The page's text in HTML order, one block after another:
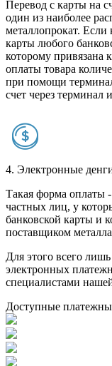
Перевод с карты на
один из наиболее
металлопрокат. Если
карты любого
которому привязана
оплаты товара
при помощи
счет через терминал
4. Электронные
Такая форма оплаты
частных лиц, у
банковской карты и
поставщиком
Для этого всего
электронных
специалистами
Доступные